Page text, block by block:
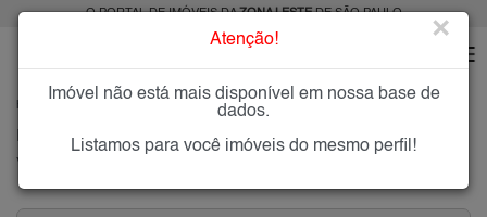
O PORTAL DE IMÓVEIS DAZONA LESTEDE SÃO PAULO
VILA EMA
Imóveis à Venda na Vila Ema, Zona Leste de São Paulo
Vila Ema, Zona Leste
Atenção! ×
Imóvel não está mais disponível em nossa base de
dados.
Listamos para você imóveis do mesmo perfil!